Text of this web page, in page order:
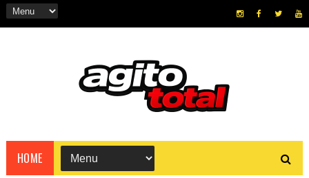
HOME